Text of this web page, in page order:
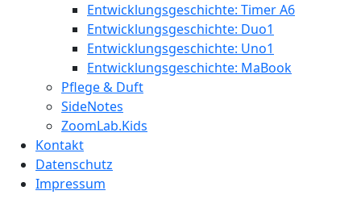
Entwicklungsgeschichte: Timer A6
Entwicklungsgeschichte: Duo1
Entwicklungsgeschichte: Uno1
Entwicklungsgeschichte: MaBook
Pflege & Duft
SideNotes
ZoomLab.Kids
Kontakt
Datenschutz
Impressum